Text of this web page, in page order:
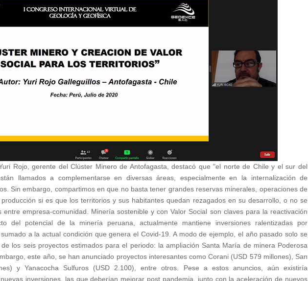
Rojo, gerente del Clúster Minero de Antofagasta, destacó que "el norte de Chile y el sur del
llamados a complementarse en diversas áreas, especialmente en la internalización de
Sin embargo, compartimos en que no basta tener grandes reservas minerales, operaciones de
si es que los territorios y sus habitantes quedan rezagados en su desarrollo, o no se
entre empresa-comunidad. Minería sostenible y con Valor Social son claves para la reactivación
del potencial de la minería peruana, actualmente mantiene inversiones ralentizadas por
a la actual condición que genera el Covid-19. A modo de ejemplo, el año pasado solo se
los seis proyectos estimados para el periodo: la ampliación Santa María de minera Poderosa
este año, se han anunciado proyectos interesantes como Corani (USD 579 millones), San
y Yanacocha Sulfuros (USD 2.100), entre otros. Pese a estos anuncios, aún existiría
inversiones, las que deberían mejorar post pandemia, junto con la aceleración de nuevos